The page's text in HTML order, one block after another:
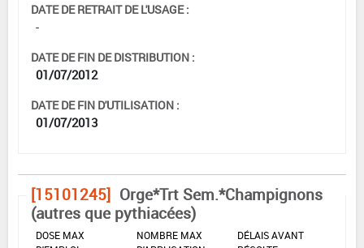
DATE DE RETRAIT DE L'USAGE :
-
DATE DE FIN DE DISTRIBUTION :
01/07/2012
DATE DE FIN D'UTILISATION :
01/07/2013
[15101245] Orge*Trt Sem.*Champignons
(autres que pythiacées)
DOSE MAX
NOMBRE MAX
DÉLAIS AVANT